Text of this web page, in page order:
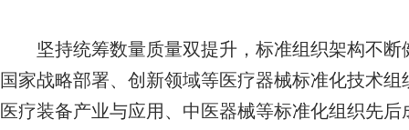
坚持统筹数量质量双提升，标准组织架构不断
国家战略部署、创新领域等医疗器械标准化技术
医疗装备产业与应用、中医器械等标准化组织先